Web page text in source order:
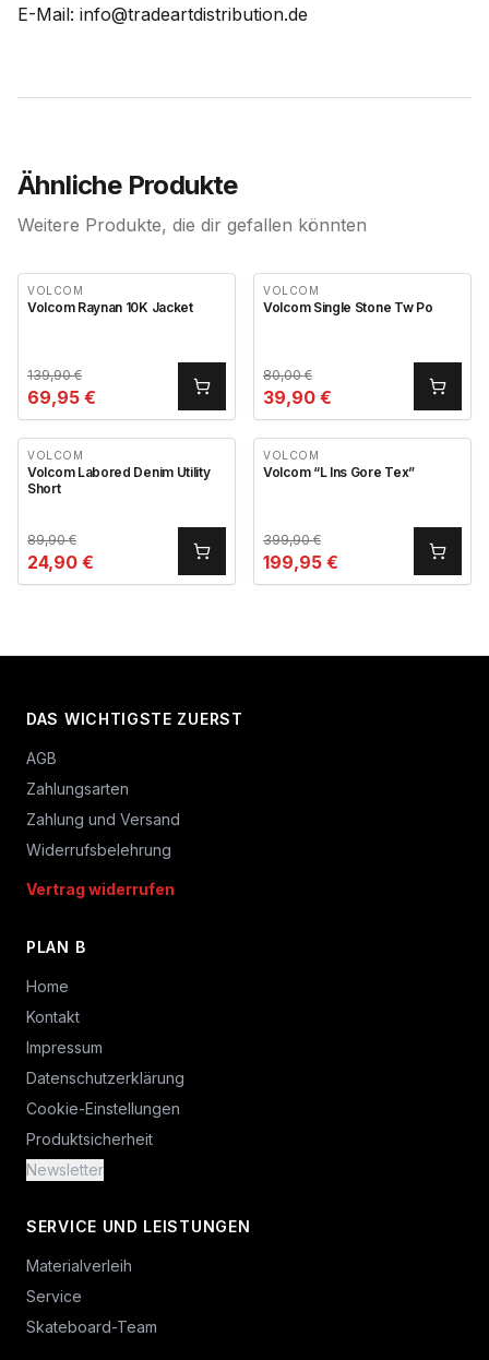
E-Mail: info@tradeartdistribution.de
Ähnliche Produkte
Weitere Produkte, die dir gefallen könnten
VOLCOM
Volcom Raynan 10K Jacket
139,90€
69,95 €
VOLCOM
Volcom Single Stone Tw Po
80,00€
39,90 €
VOLCOM
Volcom Labored Denim Utility
Short
89,90€
24,90 €
VOLCOM
Volcom “L Ins Gore Tex”
399,90€
199,95 €
DAS WICHTIGSTE ZUERST
AGB
Zahlungsarten
Zahlung und Versand
Widerrufsbelehrung
Vertrag widerrufen
PLAN B
Home
Kontakt
Impressum
Datenschutzerklärung
Cookie-Einstellungen
Produktsicherheit
Newsletter
SERVICE UND LEISTUNGEN
Materialverleih
Service
Skateboard-Team